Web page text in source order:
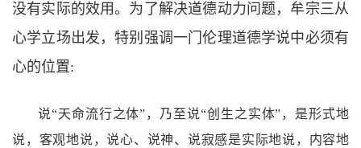
没有实际的效用。为了解决道德动力问题，牟宗三从
心学立场出发，特别强调一门伦理道德学说中必须有
心的位置:
说“天命流行之体”，乃至说“创生之实体”，是形式地
说，客观地说，说心、说神、说寂感是实际地说，内容地